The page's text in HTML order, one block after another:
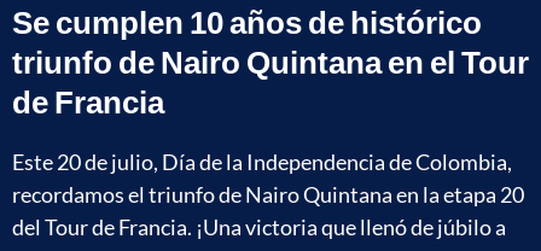
Se cumplen 10 años de histórico
triunfo de Nairo Quintana en el Tour
de Francia
Este 20 de julio, Día de la Independencia de Colombia,
recordamos el triunfo de Nairo Quintana en la etapa 20
del Tour de Francia. ¡Una victoria que llenó de júbilo a